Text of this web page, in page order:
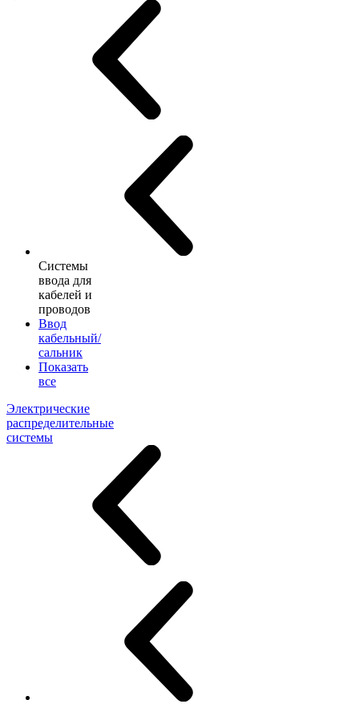
Системы
ввода для
кабелей и
проводов
Ввод
кабельный/
сальник
Показать
все
Электрические
распределительные
системы